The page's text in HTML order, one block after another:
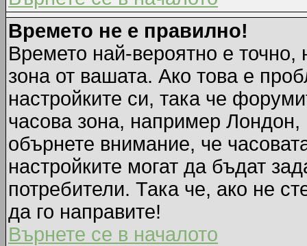
Времето не е правилно!
Времето най-вероятно е точно,
зона от вашата. Ако това е
настройките си, така че
часова зона, например
обърнете внимание, че
настройките могат да бъдат
потребители. Така че, ако не
да го направите!
Върнете се в началото